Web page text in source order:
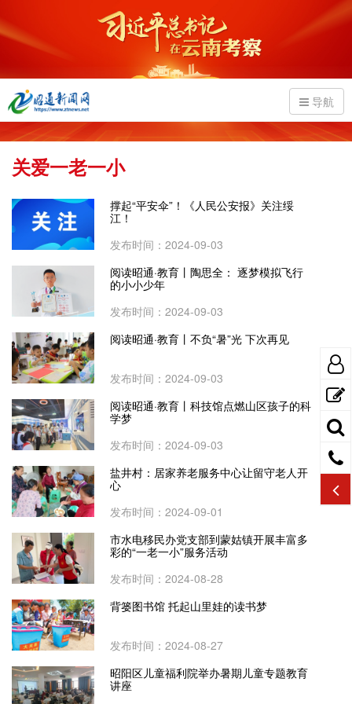
导航
关爱一老一小
撑起“平安伞”！《人民公安报》关注绥
江！
发布时间：2024-09-03
阅读昭通·教育丨陶思全： 逐梦模拟飞行
的小小少年
发布时间：2024-09-03
阅读昭通·教育丨不负“暑”光 下次再见
发布时间：2024-09-03
阅读昭通·教育丨科技馆点燃山区孩子的科
学梦
发布时间：2024-09-03
盐井村：居家养老服务中心让留守老人开
心
发布时间：2024-09-01
市水电移民办党支部到蒙姑镇开展丰富多
彩的“一老一小”服务活动
发布时间：2024-08-28
背篓图书馆 托起山里娃的读书梦
发布时间：2024-08-27
昭阳区儿童福利院举办暑期儿童专题教育
讲座